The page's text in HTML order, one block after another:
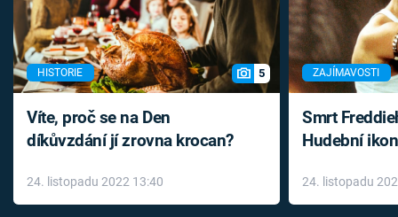
HISTORIE 5
Víte, proč se na Den
díkůvzdání jí zrovna krocan?
24. listopadu 2022 13:40
ZAJÍMAVOSTI
Smrt
Hudební
léky
24. listopadu